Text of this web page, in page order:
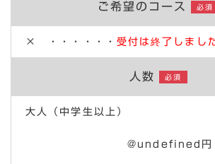
ご希望のコース 必須
× ・・・・・・ 受付は終了しまし
人数 必須
大人（中学生以上）
@undefined円